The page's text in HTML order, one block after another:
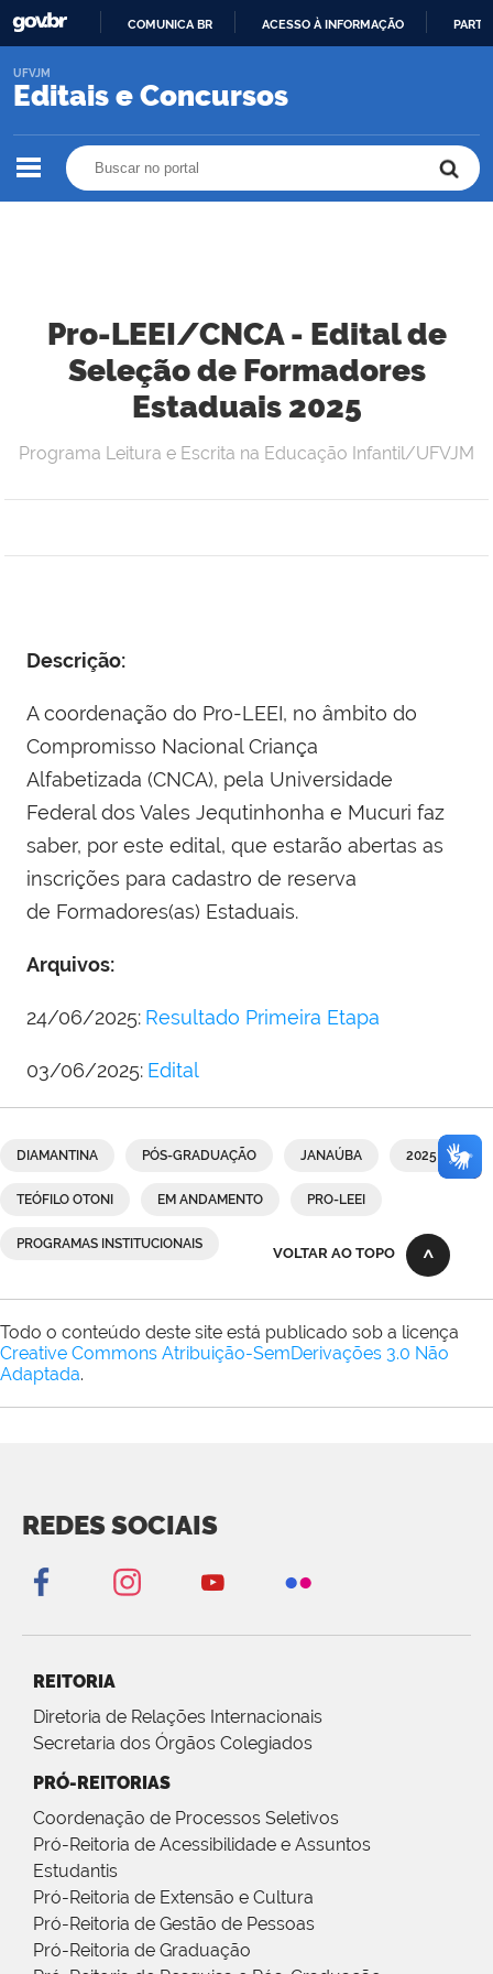
O
COMUNICA BR ACESSO À INFORMAÇÃO
Editais e Concursos
UFVJM
Pro-LEEI/CNCA - Edital de
Seleção de Formadores
Estaduais 2025
Programa Leitura e Escrita na Educação Infantil/UFVJM
Descrição:
A coordenação do Pro-LEEI, no âmbito do
Compromisso Nacional Criança
Alfabetizada (CNCA), pela Universidade
Federal dos Vales Jequtinhonha e Mucuri faz
saber, por este edital, que estarão abertas as
inscrições para cadastro de reserva
de Formadores(as) Estaduais.
Arquivos:
24/06/2025: Resultado Primeira Etapa
03/06/2025: Edital
DIAMANTINA PÓS-GRADUAÇÃO JANAÚBA 2025
TEÓFILO OTONI EM ANDAMENTO PRO-LEEI
PROGRAMAS INSTITUCIONAIS
VOLTAR AO TOPO
Todo o conteúdo deste site está publicado sob a licença
Creative Commons Atribuição-SemDerivações 3.0 Não
Adaptada.
REDES SOCIAIS
REITORIA
Diretoria de Relações Internacionais
Secretaria dos Órgãos Colegiados
PRÓ-REITORIAS
Coordenação de Processos Seletivos
Pró-Reitoria de Acessibilidade e Assuntos
Estudantis
Pró-Reitoria de Extensão e Cultura
Pró-Reitoria de Gestão de Pessoas
Pró-Reitoria de Graduação